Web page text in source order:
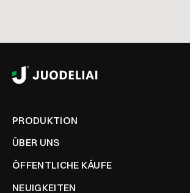
PRODUKTION
ÜBER UNS
ÖFFENTLICHE KÄUFE
NEUIGKEITEN